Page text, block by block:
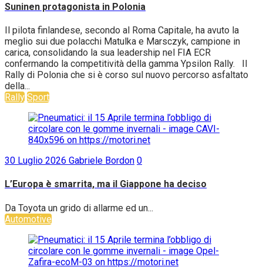
Suninen protagonista in Polonia
Il pilota finlandese, secondo al Roma Capitale, ha avuto la
meglio sui due polacchi Matulka e Marsczyk, campione in
carica, consolidando la sua leadership nel FIA ECR
confermando la competitività della gamma Ypsilon Rally. Il
Rally di Polonia che si è corso sul nuovo percorso asfaltato
della...
Rally Sport
30 Luglio 2026 Gabriele Bordon 0
L’Europa è smarrita, ma il Giappone ha deciso
Da Toyota un grido di allarme ed un...
Automotive